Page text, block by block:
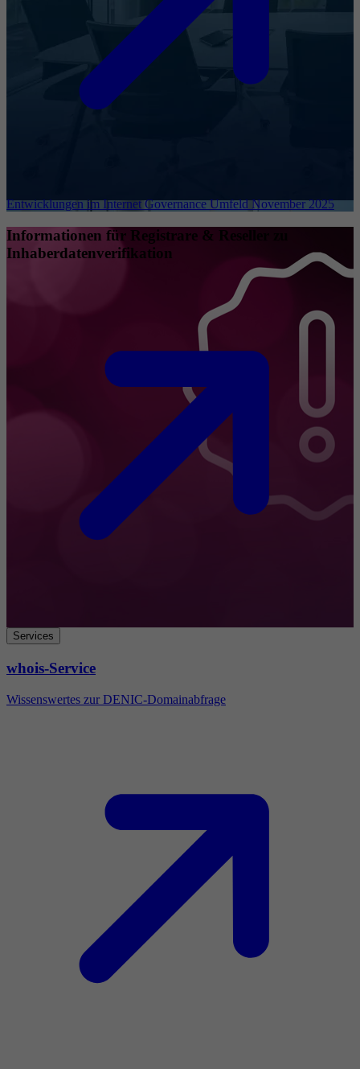
Entwicklungen im Internet Governance Umfeld November 2025
Informationen für Registrare & Reseller zu
Inhaberdatenverifikation
Services
whois-Service
Wissenswertes zur DENIC-Domainabfrage